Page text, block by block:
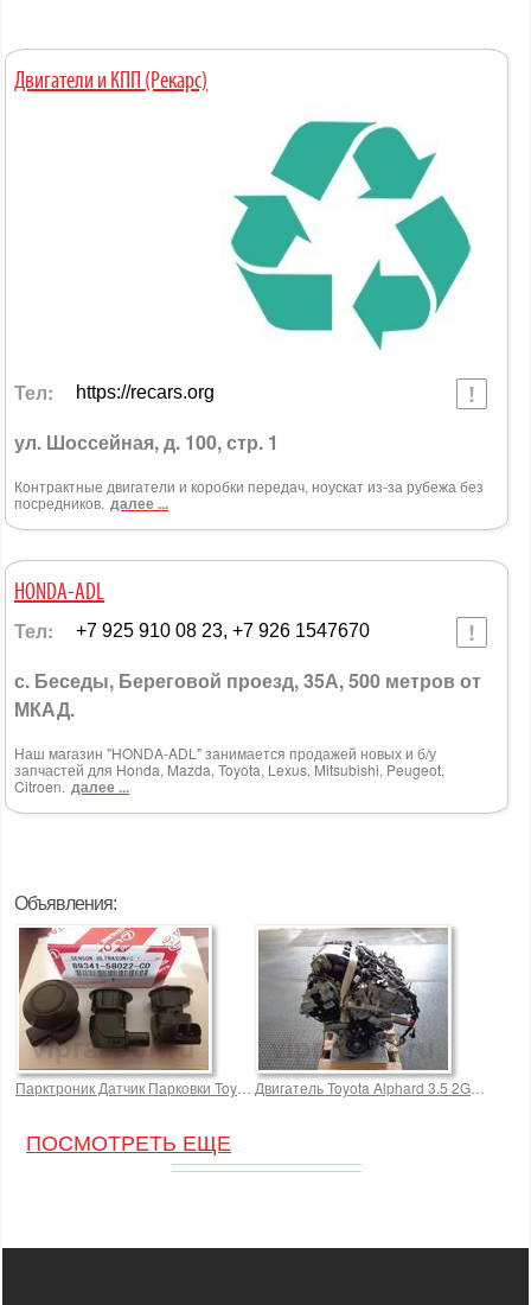
Объявления:
Парктроник Датчик Парковки Toyota Alphard 89341580 2500,0 р.
Двигатель Toyota Alphard 3.5 2GRFE
ПОСМОТРЕТЬ ЕЩЕ
Двигатели и КПП (Рекарс)
Тел: https://recars.org
ул. Шоссейная, д. 100, стр. 1
Контрактные двигатели и коробки передач, ноускат из-за рубежа без
посредников. далее ...
HONDA-ADL
Тел: +7 925 910 08 23, +7 926 1547670
с. Беседы, Береговой проезд, 35А, 500 метров от
МКАД.
Наш магазин "HONDA-ADL" занимается продажей новых и б/у
запчастей для Honda, Mazda, Toyota, Lexus, Mitsubishi, Peugeot,
Citroen. далее ...